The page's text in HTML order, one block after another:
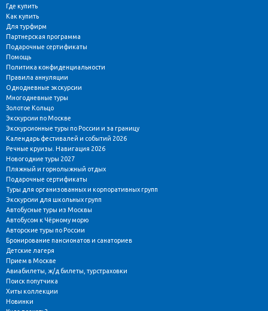
Где купить
Как купить
Для турфирм
Партнерская программа
Подарочные сертификаты
Помощь
Политика конфиденциальности
Правила аннуляции
Однодневные экскурсии
Многодневные туры
Золотое Кольцо
Экскурсии по Москве
Экскурсионные туры по России и за границу
Календарь фестивалей и событий 2026
Речные круизы. Навигация 2026
Новогодние туры 2027
Пляжный и горнолыжный отдых
Подарочные сертификаты
Туры для организованных и корпоративных групп
Экскурсии для школьных групп
Автобусные туры из Москвы
Автобусом к Чёрному морю
Авторские туры по России
Бронирование пансионатов и санаториев
Детские лагеря
Прием в Москве
Авиабилеты, ж/д билеты, турстраховки
Поиск попутчика
Хиты коллекции
Новинки